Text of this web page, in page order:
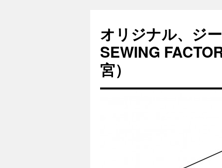
オリジナル、ジ
SEWING
宮）